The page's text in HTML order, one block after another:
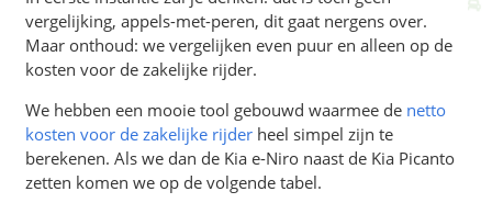
vergelijking, appels-met-peren, dit gaat nergens over.
Maar onthoud: we vergelijken even puur en alleen op de
kosten voor de zakelijke rijder.
We hebben een mooie tool gebouwd waarmee de netto
kosten voor de zakelijke rijderheel simpel zijn te
berekenen. Als we dan de Kia e-Niro naast de Kia Picanto
zetten komen we op de volgende tabel.